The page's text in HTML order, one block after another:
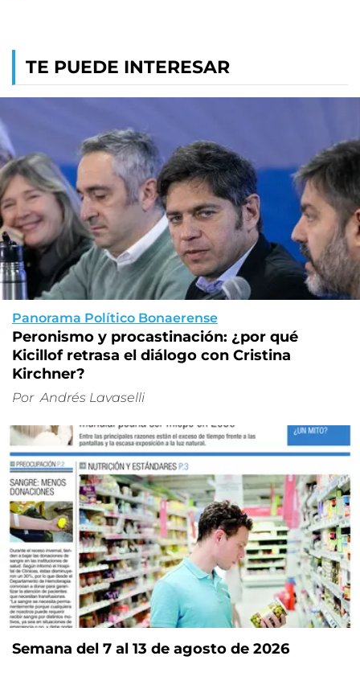
TE PUEDE INTERESAR
Panorama Político Bonaerense
Peronismo y procastinación: ¿por qué
Kicillof retrasa el diálogo con Cristina
Kirchner?
Por Andrés Lavaselli
Semana del 7 al 13 de agosto de 2026